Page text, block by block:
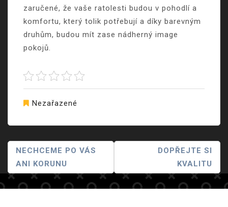
zaručené, že vaše ratolesti budou v pohodlí a
komfortu, který tolik potřebují a díky barevným
druhům, budou mít zase nádherný image
pokojů.
Nezařazené
Navigace
Pro
Příspěvek
NECHCEME PO VÁS
ANI KORUNU
DOPŘEJTE SI
KVALITU